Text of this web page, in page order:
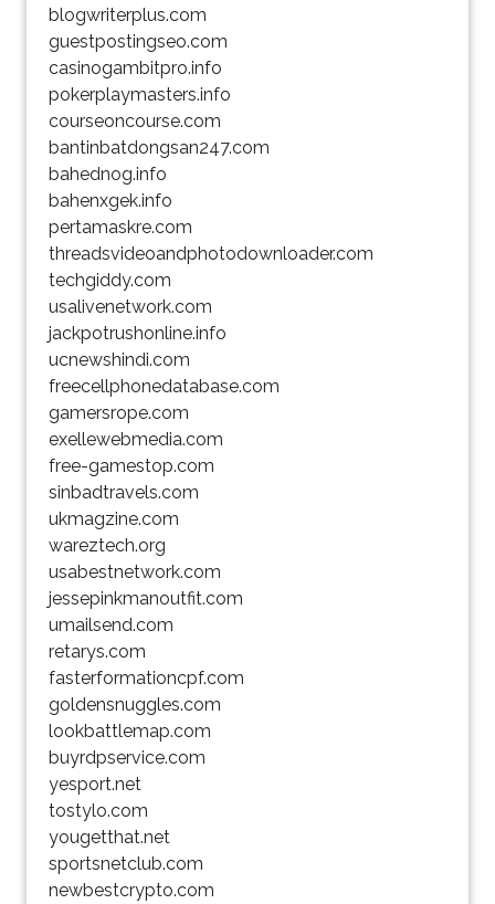
blogwriterplus.com
guestpostingseo.com
casinogambitpro.info
pokerplaymasters.info
courseoncourse.com
bantinbatdongsan247.com
bahednog.info
bahenxgek.info
pertamaskre.com
threadsvideoandphotodownloader.com
techgiddy.com
usalivenetwork.com
jackpotrushonline.info
ucnewshindi.com
freecellphonedatabase.com
gamersrope.com
exellewebmedia.com
free-gamestop.com
sinbadtravels.com
ukmagzine.com
wareztech.org
usabestnetwork.com
jessepinkmanoutfit.com
umailsend.com
retarys.com
fasterformationcpf.com
goldensnuggles.com
lookbattlemap.com
buyrdpservice.com
yesport.net
tostylo.com
yougetthat.net
sportsnetclub.com
newbestcrypto.com